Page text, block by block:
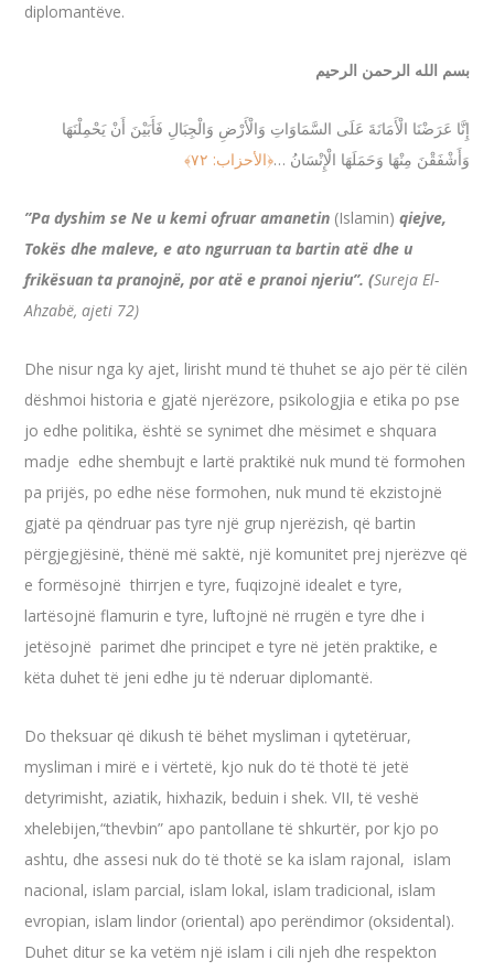
diplomantëve.
بسم الله الرحمن الرحيم
إِنَّا عَرَضْنَا الْأَمَانَةَ عَلَى السَّمَاوَاتِ وَالْأَرْضِ وَالْجِبَالِ فَأَبَيْنَ أَنْ يَحْمِلْنَهَا
وَأَشْفَقْنَ مِنْهَا وَحَمَلَهَا الْإِنْسَانُ …﴿الأحزاب: ٧٢﴾
”Pa dyshim se Ne u kemi ofruar amanetin (Islamin)qiejve,
Tokës dhe maleve, e ato ngurruan ta bartin atë dhe u
frikësuan ta pranojnë, por atë e pranoi njeriu”. (Sureja El-
Ahzabë, ajeti 72)
Dhe nisur nga ky ajet, lirisht mund të thuhet se ajo për të cilën
dëshmoi historia e gjatë njerëzore, psikologjia e etika po pse
jo edhe politika, është se synimet dhe mësimet e shquara
madje edhe shembujt e lartë praktikë nuk mund të formohen
pa prijës, po edhe nëse formohen, nuk mund të ekzistojnë
gjatë pa qëndruar pas tyre një grup njerëzish, që bartin
përgjegjësinë, thënë më saktë, një komunitet prej njerëzve që
e formësojnë thirrjen e tyre, fuqizojnë idealet e tyre,
lartësojnë flamurin e tyre, luftojnë në rrugën e tyre dhe i
jetësojnë parimet dhe principet e tyre në jetën praktike, e
këta duhet të jeni edhe ju të nderuar diplomantë.
Do theksuar që dikush të bëhet mysliman i qytetëruar,
mysliman i mirë e i vërtetë, kjo nuk do të thotë të jetë
detyrimisht, aziatik, hixhazik, beduin i shek. VII, të veshë
xhelebijen,“thevbin” apo pantollane të shkurtër, por kjo po
ashtu, dhe assesi nuk do të thotë se ka islam rajonal, islam
nacional, islam parcial, islam lokal, islam tradicional, islam
evropian, islam lindor (oriental) apo perëndimor (oksidental).
Duhet ditur se ka vetëm një islam i cili njeh dhe respekton